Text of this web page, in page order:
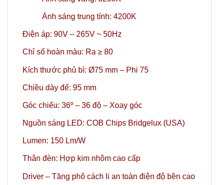
Ánh sáng trung tính: 4200K
Điện áp: 90V – 265V ~ 50Hz
Chỉ số hoàn màu: Ra ≥ 80
Kích thước phủ bì: Ø75 mm – Phi 75
Chiều dày đế: 95 mm
Góc chiếu: 36º – 36 độ – Xoay góc
Nguồn sáng LED: COB Chips Bridgelux (USA)
Lumen: 150 Lm/W
Thân đèn: Hợp kim nhôm cao cấp
Driver – Tăng phô cách li an toàn điện độ bền cao